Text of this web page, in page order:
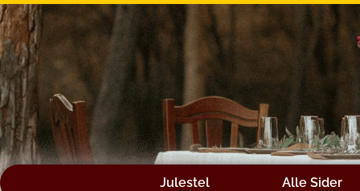
Gå
til
indholdet
Julestel Alle Sider